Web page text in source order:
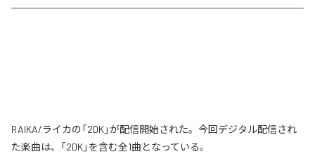
RAIKA/ライカの「2DK」が配信開始された。今回デジタル配信され
た楽曲は、「2DK」を含む全1曲となっている。